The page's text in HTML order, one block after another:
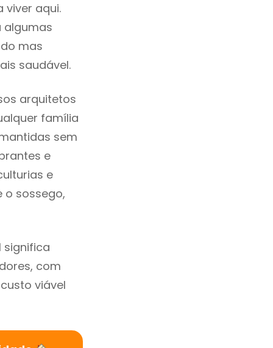
aqui.
algumas
mas
saudável.
arquitetos
família
sem
e
e
o sossego,
significa
com
viável